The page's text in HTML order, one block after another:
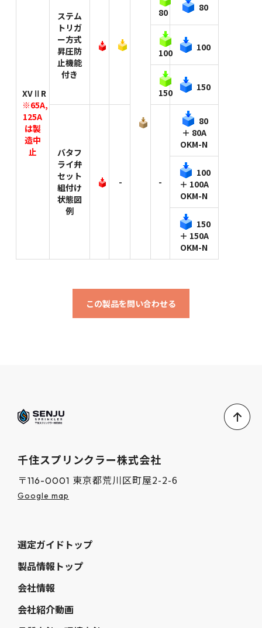
XVⅡR
※65A,
125A
は製
造中
止
ステム
トリガ
ー方式
昇圧防
止機能
付き
80 80
100 100
150 150
バタフ
ライ弁
セット
組付け
状態図
例
- -
80
＋ 80A
OKM-N
100
＋ 100A
OKM-N
150
＋ 150A
OKM-N
この製品を問い合わせる
千住スプリンクラー株式会社
〒116-0001 東京都荒川区町屋2-2-6
Google map
選定ガイドトップ
製品情報トップ
会社情報
会社紹介動画